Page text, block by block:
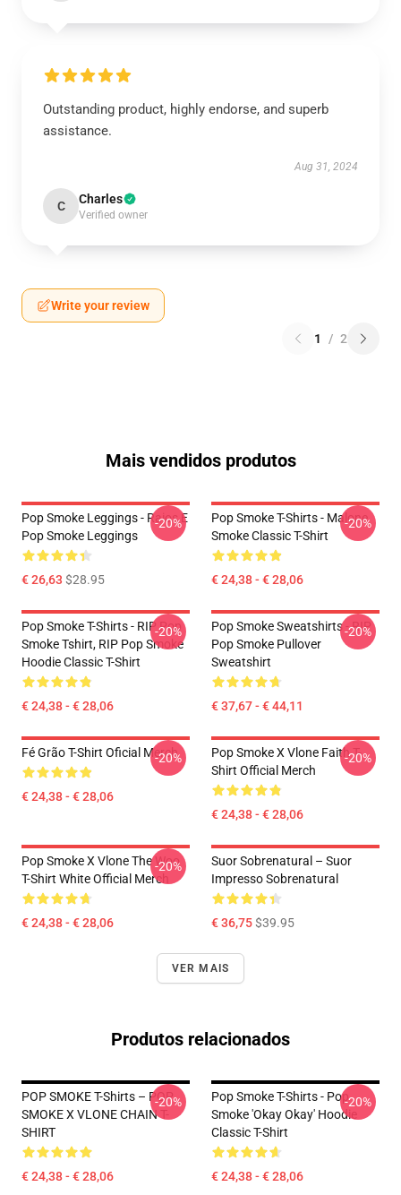
Outstanding product, highly endorse, and superb
assistance.
Aug 31, 2024
C Charles
Verified owner
Write your review
1 / 2
Mais vendidos produtos
Pop Smoke Leggings - Raios E
Pop Smoke Leggings
€ 26,63 $28.95
-20%
Pop Smoke T-Shirts - Malone
Smoke Classic T-Shirt
€ 24,38 - € 28,06
-20%
Pop Smoke T-Shirts - RIP Pop
Smoke Tshirt, RIP Pop Smoke
Hoodie Classic T-Shirt
€ 24,38 - € 28,06
-20%
Pop Smoke Sweatshirts - RIP
Pop Smoke Pullover
Sweatshirt
€ 37,67 - € 44,11
-20%
Fé Grão T-Shirt Oficial Merch
€ 24,38 - € 28,06
-20%
Pop Smoke X Vlone Faith T-
Shirt Official Merch
€ 24,38 - € 28,06
-20%
Pop Smoke X Vlone The Woo
T-Shirt White Official Merch
€ 24,38 - € 28,06
-20%
Suor Sobrenatural – Suor
Impresso Sobrenatural
€ 36,75$39.95
VER MAIS
Produtos relacionados
POP SMOKE T-Shirts – POP
SMOKE X VLONE CHAIN T-
SHIRT
€ 24,38 - € 28,06
-20%
Pop Smoke T-Shirts - Pop
Smoke 'okay Okay' Hoodie
Classic T-Shirt
€ 24,38 - € 28,06
-20%